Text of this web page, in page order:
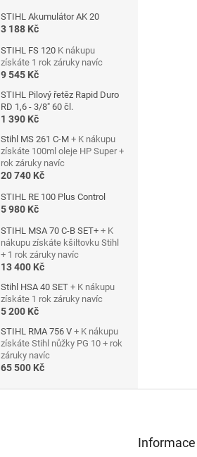
STIHL Akumulátor AK 20
3 188 Kč
STIHL FS 120 K nákupu
získáte 1 rok záruky navíc
9 545 Kč
STIHL Pilový řetěz Rapid Duro
RD 1,6 - 3/8" 60 čl.
1 390 Kč
Stihl MS 261 C-M + K nákupu
získáte 100ml oleje HP Super +
rok záruky navíc
20 740 Kč
STIHL RE 100 Plus Control
5 980 Kč
STIHL MSA 70 C-B SET+ + K
nákupu získáte kšiltovku Stihl
+ 1 rok záruky navíc
13 400 Kč
Stihl HSA 40 SET + K nákupu
získáte 1 rok záruky navíc
5 200 Kč
STIHL RMA 756 V + K nákupu
získáte Stihl nůžky PG 10 + rok
záruky navíc
65 500 Kč